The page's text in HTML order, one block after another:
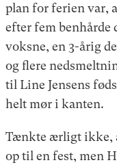
plan for ferien var,
efter fem
voksne, en 3-årig
og flere
til Line Jensens
helt mør i kanten.
Tænkte ærligt ikke,
op til en fest, men